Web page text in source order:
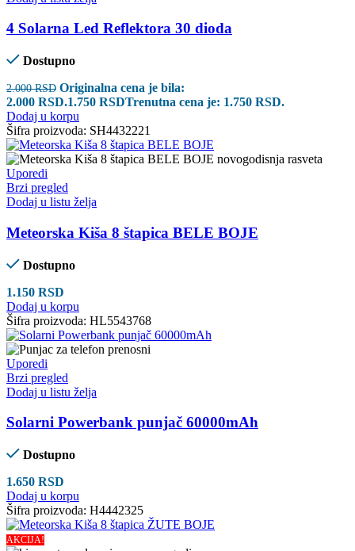
4 Solarna Led Reflektora 30 dioda
Dostupno
2.000RSD Originalna cena je bila:
2.000 RSD.1.750 RSDTrenutna cena je: 1.750 RSD.
Dodaj u korpu
Šifra proizvoda: SH4432221
Uporedi
Brzi pregled
Dodaj u listu želja
Meteorska Kiša 8 štapica BELE BOJE
Dostupno
1.150 RSD
Dodaj u korpu
Šifra proizvoda: HL5543768
Uporedi
Brzi pregled
Dodaj u listu želja
Solarni Powerbank punjač 60000mAh
Dostupno
1.650 RSD
Dodaj u korpu
Šifra proizvoda: H4442325
AKCIJA!